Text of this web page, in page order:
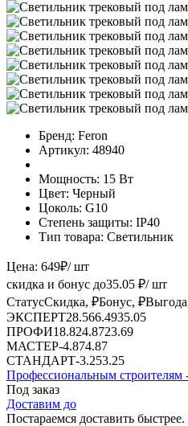
Бренд: Feron
Артикул: 48940
Мощность: 15 Вт
Цвет: Черный
Цоколь: G10
Степень защиты: IP40
Тип товара: Светильник
Цена: 649₽/ шт
скидка и бонус до35.05 ₽/ шт
СтатусСкидка, ₽Бонус, ₽
ЭКСПЕРТ28.566.4935.05
ПРОФИ18.824.8723.69
МАСТЕР-4.874.87
СТАНДАРТ-3.253.25
Профессиональным строителям
Под заказ
Доставим до
Постараемся доставить